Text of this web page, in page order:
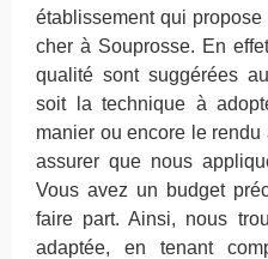
établissement qui
cher à Souprosse. En
qualité sont suggérées
soit la technique à
manier ou encore le
assurer que nous
Vous avez un budget
faire part. Ainsi, nous
adaptée, en tenant